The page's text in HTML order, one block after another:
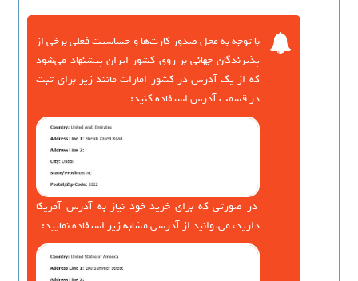
با توجه به محل صدور کارت‌ها و حساسیت فعلی برخی از
پذیرندگان جهانی بر روی کشور ایران پیشنهاد می‌شود
که از یک آدرس در کشور امارات مانند زیر برای ثبت
در قسمت آدرس استفاده کنید:
در صورتی که برای خرید خود نیاز به آدرس آمریکا
دارید، می‌توانید از آدرسی مشابه زیر استفاده نمایید: